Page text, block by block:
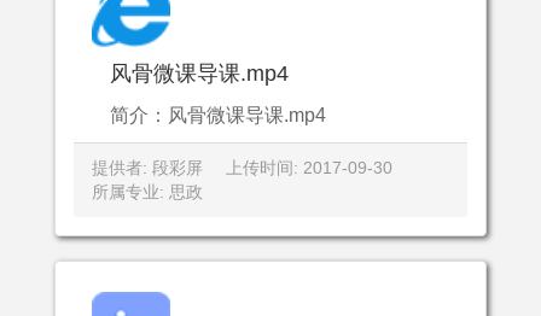
风骨微课导课.mp4
简介：风骨微课导课.mp4
提供者: 段彩屏
上传时间: 2017-09-30
所属专业: 思政